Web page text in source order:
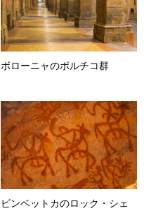
ボローニャのポルチコ群
ビンベットカのロック・シェ